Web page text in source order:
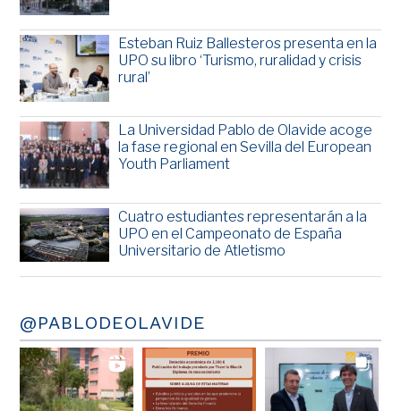
Esteban Ruiz Ballesteros presenta en la
UPO su libro ‘Turismo, ruralidad y crisis
rural’
La Universidad Pablo de Olavide acoge
la fase regional en Sevilla del European
Youth Parliament
Cuatro estudiantes representarán a la
UPO en el Campeonato de España
Universitario de Atletismo
@PABLODEOLAVIDE